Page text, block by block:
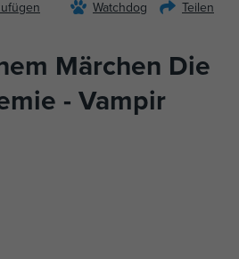
Watchdog Teilen
Märchen Die
- Vampir